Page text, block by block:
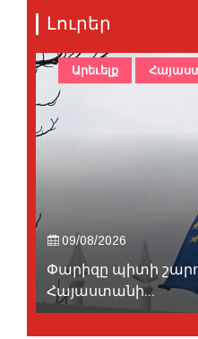
Լուրեր
09/08/2026
Փարիզը պիտի
Հայաստանի...
Արեւելք